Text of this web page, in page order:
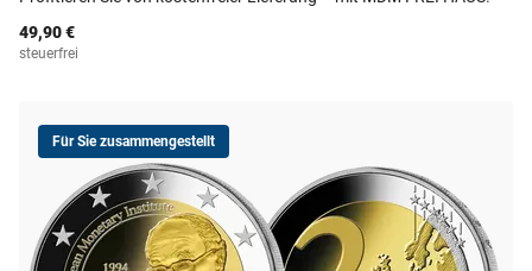
49,90 €
steuerfrei
Für Sie zusammengestellt